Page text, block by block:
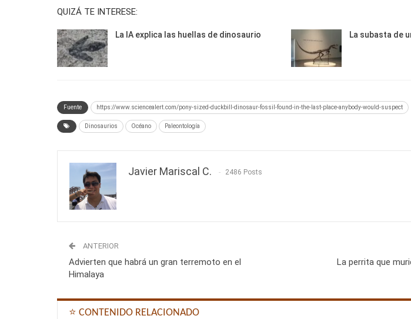
QUIZÁ TE INTERESE:
La IA explica las huellas de dinosaurio La subasta de
Fuente https://www.sciencealert.com/pony-sized-duckbill-dinosaur-fossil-found-in-the-last-place-anybody-would-suspect
Dinosaurios Océano Paleontología
Javier Mariscal C. 2486 Posts
ANTERIOR
Advierten que habrá un gran terremoto en el
Himalaya
La perrita que
⭐ CONTENIDO RELACIONADO